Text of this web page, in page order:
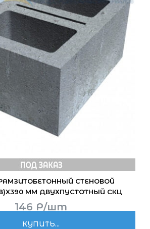
СТЕНОВОЙ
ММ ДВУХПУСТОТНЫЙ СКЦ
146 Р/шт
КУПИТЬ...